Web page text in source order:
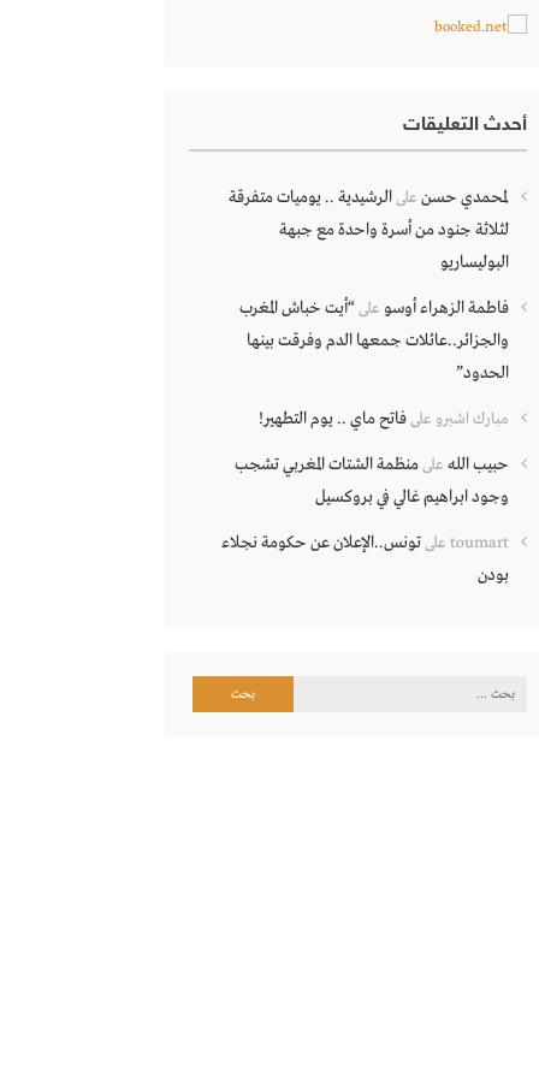
أحدث التعليقات
لمحمدي حسن علىالرشيدية .. يوميات متفرقة
لثلاثة جنود من أسرة واحدة مع جبهة
البوليساريو
فاطمة الزهراء أوسو على“أيت خباش المغرب
والجزائر..عائلات جمعها الدم وفرقت بينها
الحدود”
مبارك اشبرو علىفاتح ماي .. يوم التطهير!
حبيب الله علىمنظمة الشتات المغربي تشجب
وجود ابراهيم غالي في بروكسيل
toumart علىتونس..الإعلان عن حكومة نجلاء
بودن
البحث